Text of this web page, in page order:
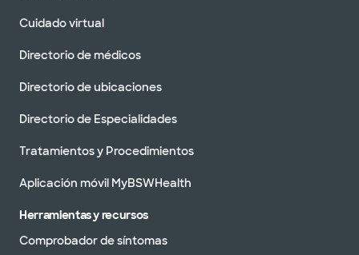
Cuidado virtual
Directorio de médicos
Directorio de ubicaciones
Directorio de Especialidades
Tratamientos y Procedimientos
Aplicación móvil MyBSWHealth
Herramientas y recursos
Comprobador de síntomas